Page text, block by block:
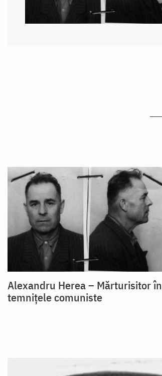
Alexandru Herea – Mărturisitor în
temnițele comuniste